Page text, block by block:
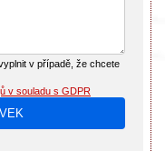
v případě, že chcete
v souladu s GDPR